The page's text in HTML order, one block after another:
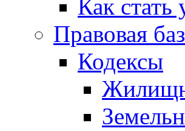
Как стать
Правовая
Кодексы